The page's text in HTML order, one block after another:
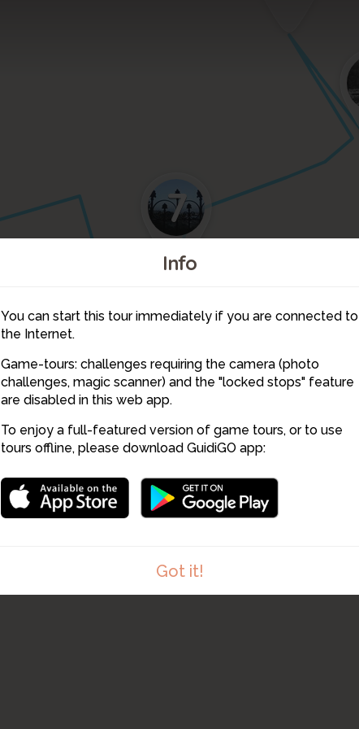
Info
You can start this tour immediately if you are connected to
the Internet.
Game-tours: challenges requiring the camera (photo
challenges, magic scanner) and the "locked stops" feature
are disabled in this web app.
To enjoy a full-featured version of game tours, or to use
tours offline, please download GuidiGO app:
Got it!
7
6
4
2